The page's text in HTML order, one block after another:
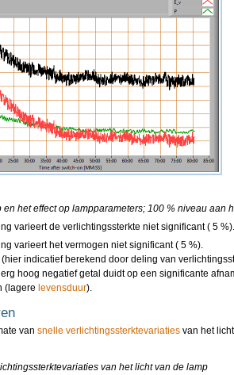
en het effect op lampparameters; 100 % niveau aan
varieert de verlichtingssterkte niet significant ( 5 %).
varieert het vermogen niet significant ( 5 %).
indicatief berekend door deling van
hoog negatief getal duidt op een significante
(lagere levensduur).
van snelle verlichtingssterktevariaties van het
van het licht van de lamp